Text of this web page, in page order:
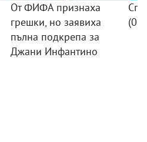
От ФИФА признаха
грешки, но заявиха
пълна подкрепа за
Джани Инфантино